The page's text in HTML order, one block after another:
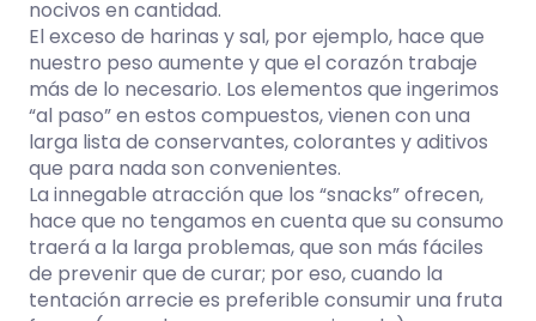
nocivos en cantidad.
El exceso de harinas y sal, por ejemplo, hace que
nuestro peso aumente y que el corazón trabaje
más de lo necesario. Los elementos que ingerimos
“al paso” en estos compuestos, vienen con una
larga lista de conservantes, colorantes y aditivos
que para nada son convenientes.
La innegable atracción que los “snacks” ofrecen,
hace que no tengamos en cuenta que su consumo
traerá a la larga problemas, que son más fáciles
de prevenir que de curar; por eso, cuando la
tentación arrecie es preferible consumir una fruta